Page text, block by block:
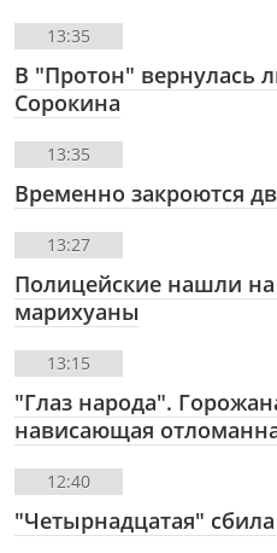
13:35
В "Протон" вернулась
Сорокина
13:35
Временно закроются
13:27
Полицейские нашли
марихуаны
13:15
"Глаз народа".
нависающая
12:40
"Четырнадцатая"